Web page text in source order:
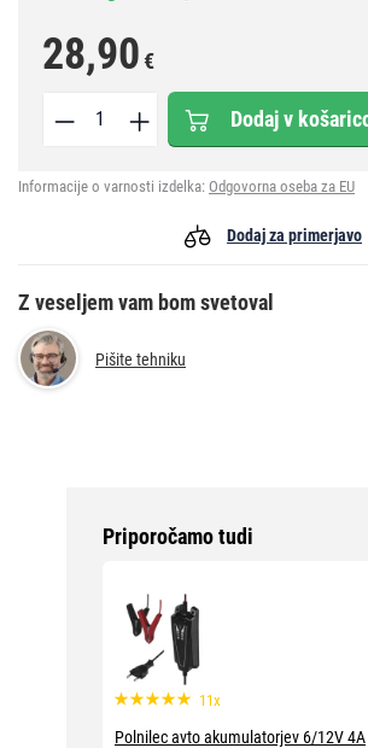
28,90€
Dodaj v
Informacije o varnosti izdelka: Odgovorna oseba za EU
Dodaj za primerjavo
Z veseljem vam bom svetoval
Pišite tehniku
Priporočamo tudi
11x
Polnilec avto akumulatorjev 6/12V 4A